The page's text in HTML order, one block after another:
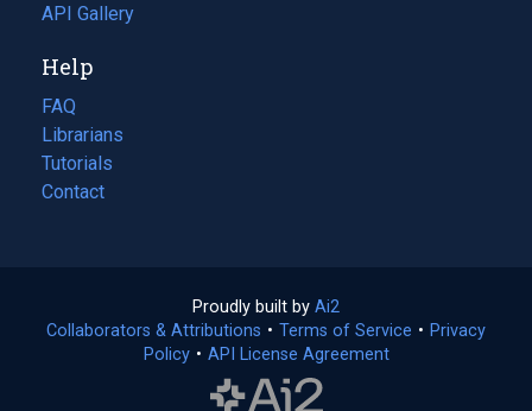
in
new
tab)
API Gallery
Help
FAQ
Librarians
Tutorials
Contact
Proudly built by Ai2
in
a
Collaborators & Attributions • Terms of Service (opens
• Privacy
Policy(opens
• API License Agreement